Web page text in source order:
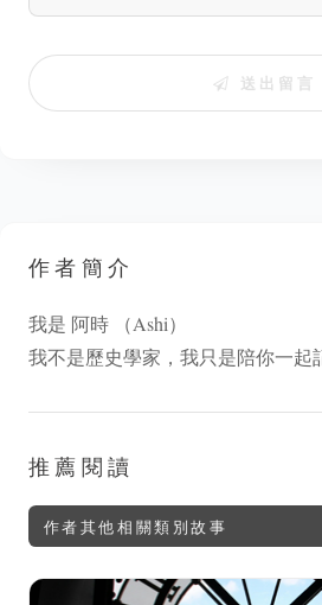
送出留言
作者簡介
我是 阿時 （Ashi）
我不是歷史學家，我只是陪你一起
推薦閱讀
作者其他相關類別故事